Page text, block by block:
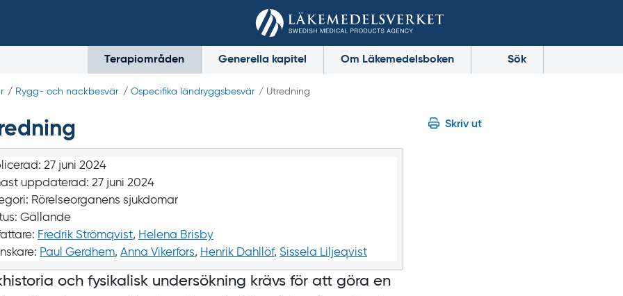
Terapiområden Generella kapitel Om Läkemedelsboken Sök
/ Rygg- och nackbesvär / Ospecifika ländryggs­besvär / Utredning
Skriv ut
27 juni 2024
uppdaterad: 27 juni 2024
Rörelseorganens sjukdomar
Gällande
Fredrik Strömqvist, Helena Brisby
Paul Gerdhem, Anna Vikerfors, Henrik Dahllöf, Sissela Liljeqvist
och fysikalisk undersökning krävs för att göra en